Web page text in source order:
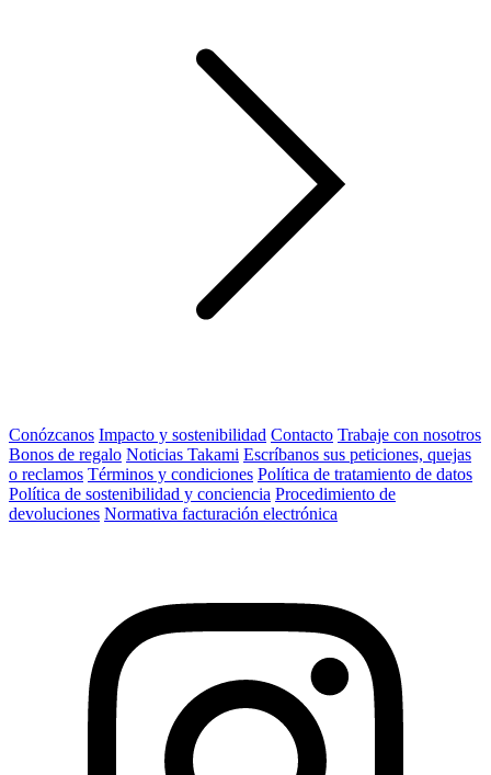
Conózcanos Impacto y sostenibilidad Contacto Trabaje con nosotros
Bonos de regalo Noticias Takami Escríbanos sus peticiones, quejas
o reclamos Términos y condiciones Política de tratamiento de datos
Política de sostenibilidad y conciencia Procedimiento de
devoluciones Normativa facturación electrónica